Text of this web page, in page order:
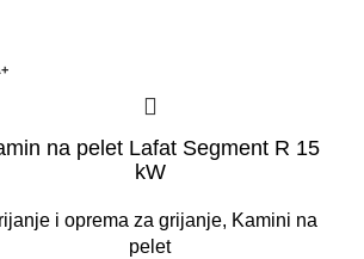
na pelet Lafat Segment R 15
kW
i oprema za grijanje, Kamini na
pelet